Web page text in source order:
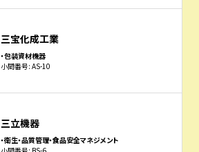
三宝化成工業
・包装資材機器
小間番号: AS-10
三立機器
・衛生・品質管理・食品安全マネジメント